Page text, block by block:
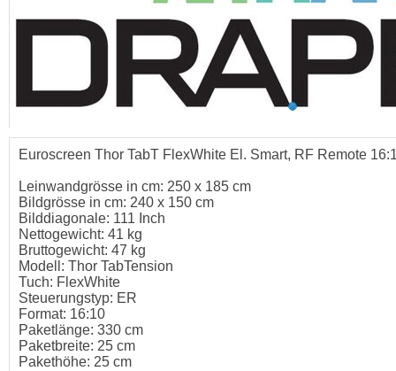
Euroscreen Thor TabT FlexWhite El. Smart, RF Remote
Leinwandgrösse in cm: 250 x 185 cm
Bildgrösse in cm: 240 x 150 cm
Bilddiagonale: 111 Inch
Nettogewicht: 41 kg
Bruttogewicht: 47 kg
Modell: Thor TabTension
Tuch: FlexWhite
Steuerungstyp: ER
Format: 16:10
Paketlänge: 330 cm
Paketbreite: 25 cm
Pakethöhe: 25 cm